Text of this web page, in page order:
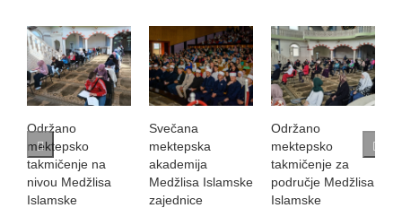
Održano
mektepsko
takmičenje na
nivou Medžlisa
Islamske
Svečana
mektepska
akademija
Medžlisa Islamske
zajednice
Održano
mektepsko
takmičenje za
područje Medžlisa
Islamske